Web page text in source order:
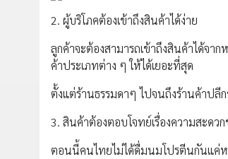
2. ผู้บริโภคต้องเข้าถึงสินค้าได้ง่าย
ลูกค้าจะต้องสามารถเข้าถึงสินค้าได้จ
ค้าประเภทต่าง ๆ ให้ได้เยอะที่สุด
ตั้งแต่ร้านธรรมดาๆ ไปจนถึงร้านค้าป
3. สินค้าต้องตอบโจทย์เรื่องความสะดว
ตอนนี้คนไทยไม่ได้ดื่มนมโปรตีนกันแค่ห